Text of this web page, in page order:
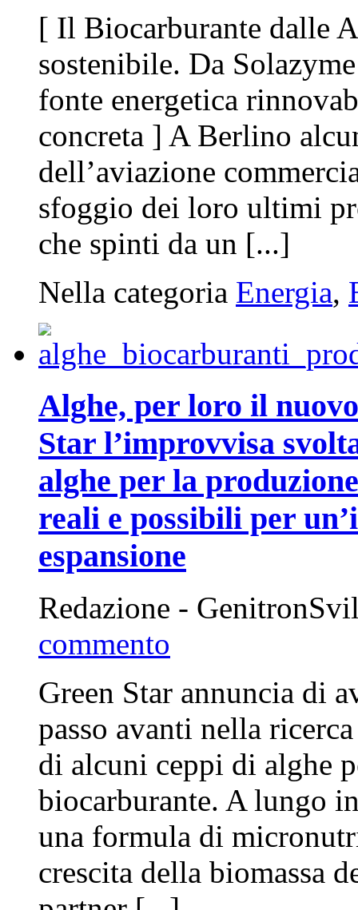
[ Il Biocarburante dalle
sostenibile. Da
fonte energetica
concreta ] A Berlino
dell’aviazione
sfoggio dei loro ultimi
che spinti da un [...]
Nella categoria Energia,
Alghe, per loro il
Star l’improvvisa
alghe per la
reali e possibili per
espansione
Redazione -
commento
Green Star annuncia di
passo avanti nella
di alcuni ceppi di alghe
biocarburante. A lungo
una formula di
crescita della biomassa